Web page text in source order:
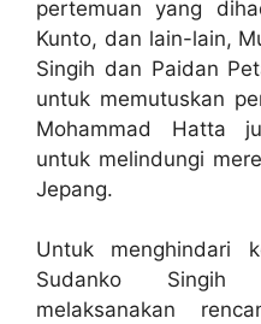
pertemuan yang
Kunto, dan lain-lain,
Singih dan Paidan
untuk memutuskan
Mohammad Hatta
untuk melindungi
Jepang.
Untuk menghindari
Sudanko Singih
melaksanakan